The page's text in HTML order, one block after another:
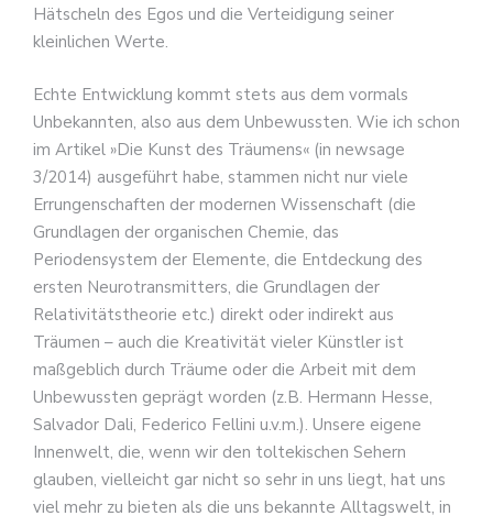
Hätscheln des Egos und die Verteidigung seiner
kleinlichen Werte.
Echte Entwicklung kommt stets aus dem vormals
Unbekannten, also aus dem Unbewussten. Wie ich schon
im Artikel »Die Kunst des Träumens« (in newsage
3/2014) ausgeführt habe, stammen nicht nur viele
Errungenschaften der modernen Wissenschaft (die
Grundlagen der organischen Chemie, das
Periodensystem der Elemente, die Entdeckung des
ersten Neurotransmitters, die Grundlagen der
Relativitätstheorie etc.) direkt oder indirekt aus
Träumen – auch die Kreativität vieler Künstler ist
maßgeblich durch Träume oder die Arbeit mit dem
Unbewussten geprägt worden (z.B. Hermann Hesse,
Salvador Dali, Federico Fellini u.v.m.). Unsere eigene
Innenwelt, die, wenn wir den toltekischen Sehern
glauben, vielleicht gar nicht so sehr in uns liegt, hat uns
viel mehr zu bieten als die uns bekannte Alltagswelt, in